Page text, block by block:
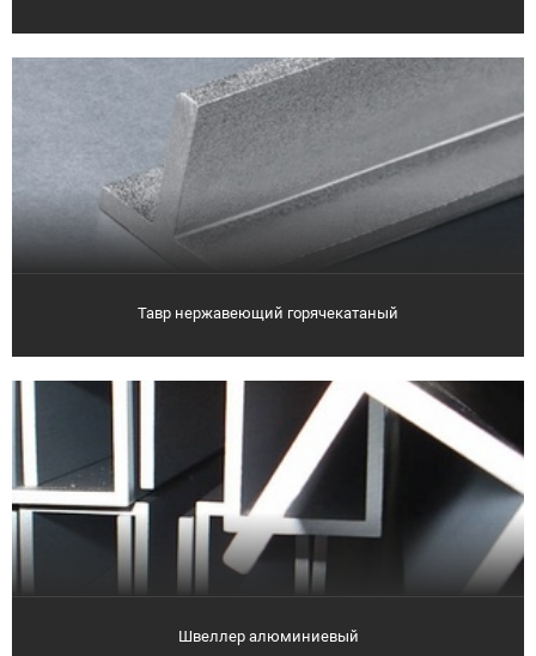
Тавр нержавеющий горячекатаный
Швеллер алюминиевый